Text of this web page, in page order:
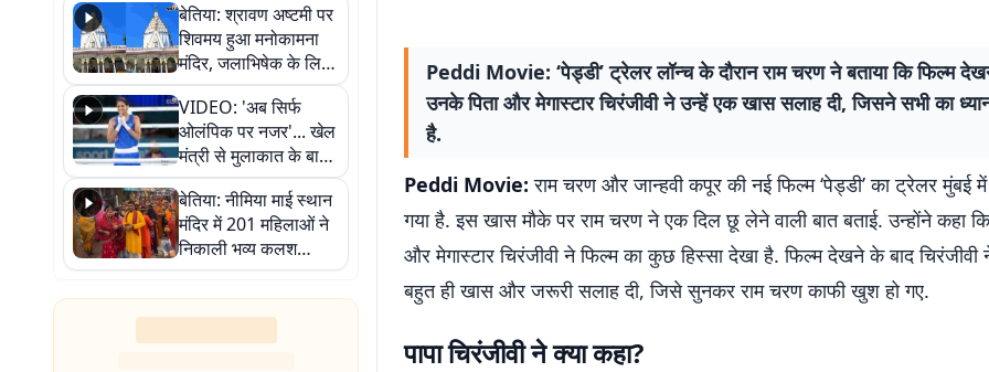
बेतिया: श्रावण अष्टमी पर
शिवमय हुआ मनोकामना
मंदिर, जलाभिषेक के लिए
लगी लंबी कतारें
VIDEO: 'अब सिर्फ
ओलंपिक पर नजर'... खेल
मंत्री से मुलाकात के बाद
जैसमीन लंबोरिया का बड़ा
बयान
बेतिया: नीमिया माई स्थान
मंदिर में 201 महिलाओं ने
निकाली भव्य कलश
शोभायात्रा, शिवलिंग
प्राण-प्रतिष्ठा महोत्सव
शुरू
Peddi Movie: ‘पेड्डी’ ट्रेलर लॉन्च के दौरान राम चरण ने बताया कि फिल्म
उनके पिता और मेगास्टार चिरंजीवी ने उन्हें एक खास सलाह दी, जिसने सभी का
है.
Peddi Movie: राम चरण और जान्हवी कपूर की नई फिल्म ‘पेड्डी’ का ट्रेलर मुंबई में
गया है. इस खास मौके पर राम चरण ने एक दिल छू लेने वाली बात बताई. उन्होंने कहा
और मेगास्टार चिरंजीवी ने फिल्म का कुछ हिस्सा देखा है. फिल्म देखने के बाद
बहुत ही खास और जरूरी सलाह दी, जिसे सुनकर राम चरण काफी खुश हो गए.
पापा चिरंजीवी ने क्या कहा?